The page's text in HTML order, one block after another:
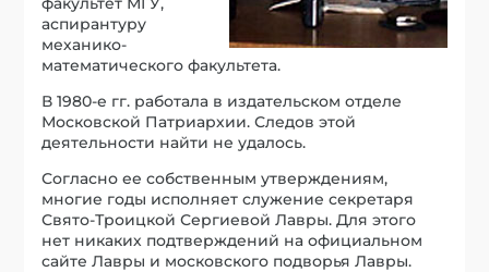
аспирантуру
механико-
математического факультета.
В 1980-е гг. работала в издательском отделе
Московской Патриархии. Следов этой
деятельности найти не удалось.
Согласно ее собственным утверждениям,
многие годы исполняет служение секретаря
Свято-Троицкой Сергиевой Лавры. Для этого
нет никаких подтверждений на официальном
сайте Лавры и московского подворья Лавры.